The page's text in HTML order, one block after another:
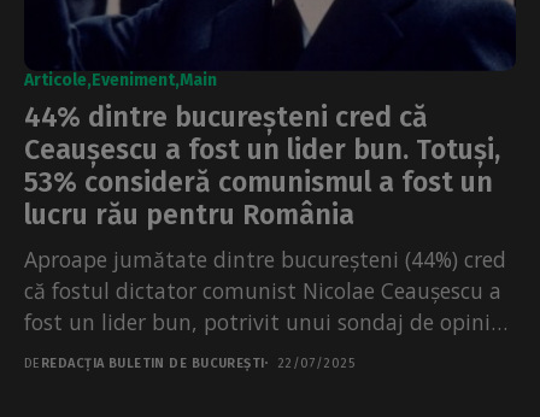
Articole Eveniment Main
44% dintre bucureșteni cred că
Ceaușescu a fost un lider bun. Totuși,
53% consideră comunismul a fost un
lucru rău pentru România
Aproape jumătate dintre bucureșteni (44%) cred
că fostul dictator comunist Nicolae Ceaușescu a
fost un lider bun, potrivit unui sondaj de opinie
realizat...
DE REDACȚIA BULETIN DE BUCUREȘTI 22/07/2025